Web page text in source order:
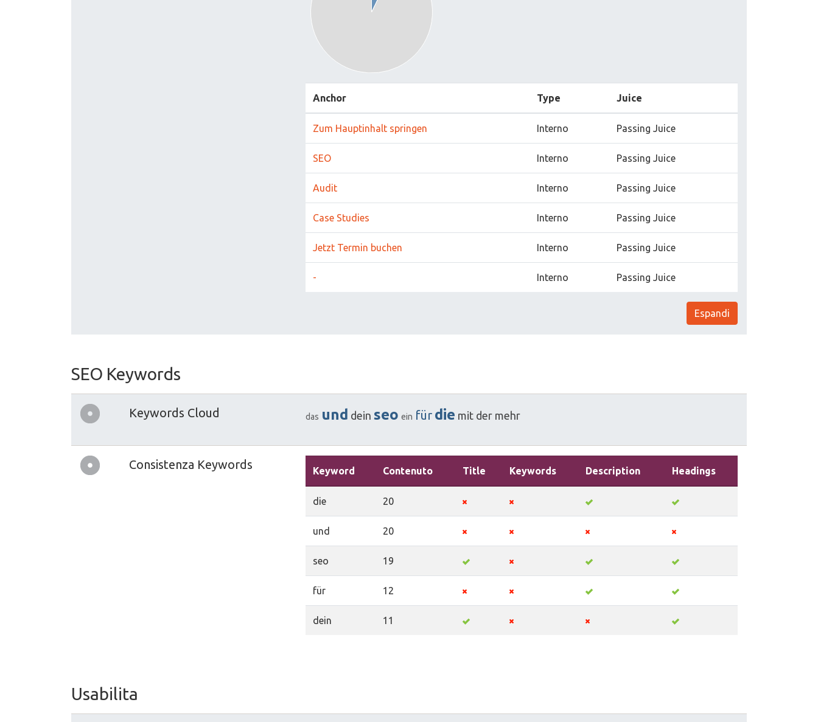
Anchor Type Juice
Zum Hauptinhalt springen Interno Passing Juice
SEO Interno Passing Juice
Audit Interno Passing Juice
Case Studies Interno Passing Juice
Jetzt Termin buchen Interno Passing Juice
- Interno Passing Juice
Espandi
SEO Keywords
Keywords Cloud das und dein seo ein für die mit der mehr
Consistenza Keywords Keyword Contenuto Title Keywords Description Headings
die 20
und 20
seo 19
für 12
dein 11
Usabilita